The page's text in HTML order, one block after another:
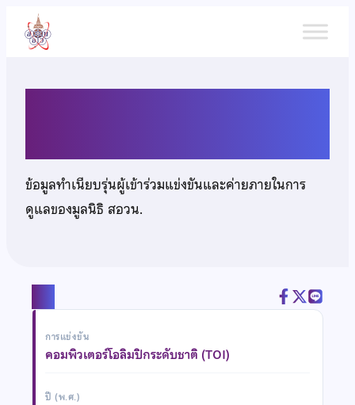
เนื้อหา
ข้อมูลทำเนียบรุ่นผู้เข้าร่วมแข่งขันและค่ายภายในการ
ดูแลของมูลนิธิ สอวน.
การแข่งขัน
คอมพิวเตอร์โอลิมปิกระดับชาติ (TOI)
ปี (พ.ศ.)